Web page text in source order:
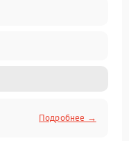
Подробнее →